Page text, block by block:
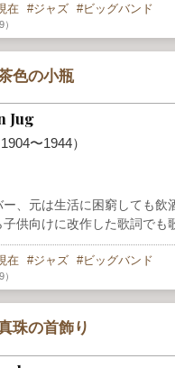
在 ジャズ ビッグバンド
色の小瓶
Jug
〜1944）
、元は生活に困窮しても
供向けに改作した歌詞でも
在 ジャズ ビッグバンド
珠の首飾り